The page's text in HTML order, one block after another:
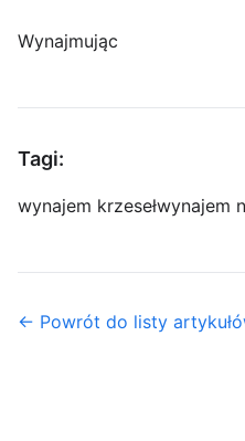
Wynajmując
Tagi:
wynajem krzesełwynajem
← Powrót do listy